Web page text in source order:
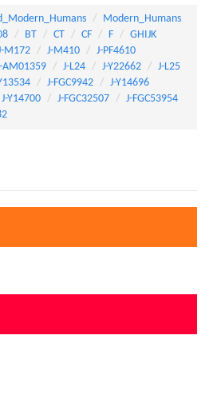
Modern_Humans
BT CT CF F
GHIJK
M172 J-M410
J-PF4610
AM01359 J-L24 J-Y22662
J-L25
J-FGC9942
J-Y14696
J-Y14700 J-FGC32507
J-FGC53954